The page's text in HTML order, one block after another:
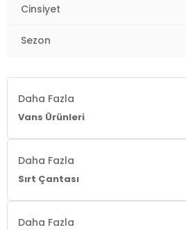
Cinsiyet
Sezon
Daha Fazla
Vans Ürünleri
Daha Fazla
Sırt Çantası
Daha Fazla